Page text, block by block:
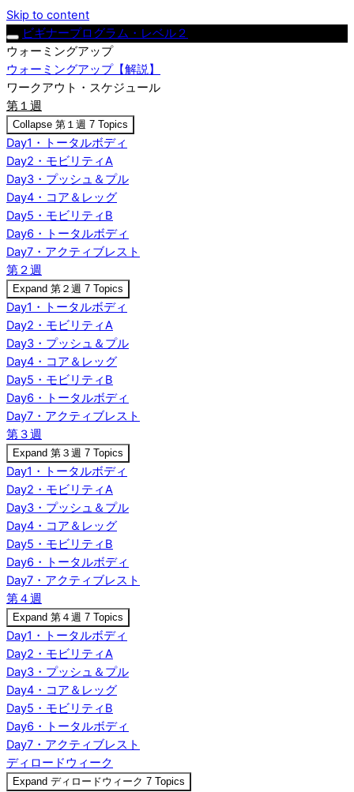
Skip to content
ビギナープログラム・レベル２
ウォーミングアップ
ウォーミングアップ【解説】
ワークアウト・スケジュール
第１週
Collapse 第１週 7 Topics
Day1・トータルボディ
Day2・モビリティA
Day3・プッシュ＆プル
Day4・コア＆レッグ
Day5・モビリティB
Day6・トータルボディ
Day7・アクティブレスト
第２週
Expand 第２週 7 Topics
Day1・トータルボディ
Day2・モビリティA
Day3・プッシュ＆プル
Day4・コア＆レッグ
Day5・モビリティB
Day6・トータルボディ
Day7・アクティブレスト
第３週
Expand 第３週 7 Topics
Day1・トータルボディ
Day2・モビリティA
Day3・プッシュ＆プル
Day4・コア＆レッグ
Day5・モビリティB
Day6・トータルボディ
Day7・アクティブレスト
第４週
Expand 第４週 7 Topics
Day1・トータルボディ
Day2・モビリティA
Day3・プッシュ＆プル
Day4・コア＆レッグ
Day5・モビリティB
Day6・トータルボディ
Day7・アクティブレスト
ディロードウィーク
Expand ディロードウィーク 7 Topics